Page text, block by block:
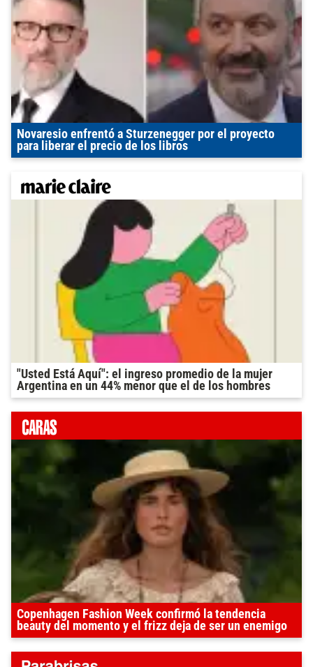
Novaresio enfrentó a Sturzenegger por el proyecto
para liberar el precio de los libros
"Usted Está Aquí": el ingreso promedio de la mujer
Argentina en un 44% menor que el de los hombres
Copenhagen Fashion Week confirmó la tendencia
beauty del momento y el frizz deja de ser un enemigo